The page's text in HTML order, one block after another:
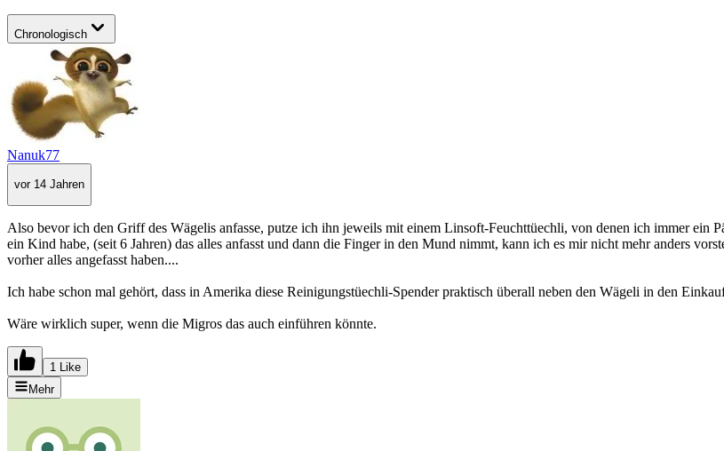
Chronologisch
Nanuk77
vor 14 Jahren
Also bevor ich den Griff des Wägelis anfasse, putze ich ihn jeweils mit einem Linsoft-Feuchttüechli, von denen ich immer ein
ein Kind habe, (seit 6 Jahren) das alles anfasst und dann die Finger in den Mund nimmt, kann ich es mir nicht mehr anders
vorher alles angefasst haben....
Ich habe schon mal gehört, dass in Amerika diese Reinigungstüechli-Spender praktisch überall neben den Wägeli in den
Wäre wirklich super, wenn die Migros das auch einführen könnte.
1 Like
Mehr